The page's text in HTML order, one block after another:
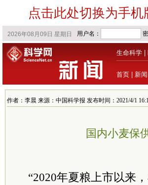
点击此处切换为手机
生命科学
首页 新闻
作者：李晨 来源：中国科学报 发布时间：2021/4/1
国内小麦保
“2020年夏粮上市以来